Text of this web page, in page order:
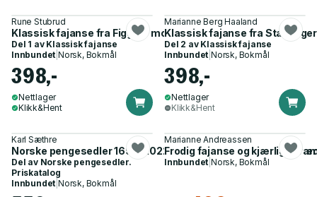
Rune Stubrud
Klassisk fajanse fra Figgjo - modeller og dekorer 1949-1980
Del 1 av Klassisk fajanse
Innbundet |Norsk, Bokmål
398,-
Nettlager
Klikk&Hent
Marianne Berg Haaland
Klassisk fajanse fra
Del 2 av Klassisk fajanse
Innbundet |Norsk, Bokmål
398,-
Nettlager
Klikk&Hent
Karl Sæthre
Norske pengesedler 1695-2022 = Norwegian banknotes -
Del av Norske pengesedler.
Priskatalog
Innbundet |Norsk, Bokmål
Marianne Andreassen
Frodig fajanse og kjærlig
Innbundet |Norsk, Bokmål